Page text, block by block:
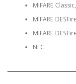
MIFARE Classic,
MIFARE
MIFARE
NFC.